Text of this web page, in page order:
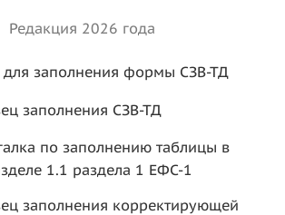
Редакция 2026 года
для заполнения формы СЗВ-ТД
заполнения СЗВ-ТД
по заполнению таблицы в
1.1 раздела 1 ЕФС-1
заполнения корректирующей